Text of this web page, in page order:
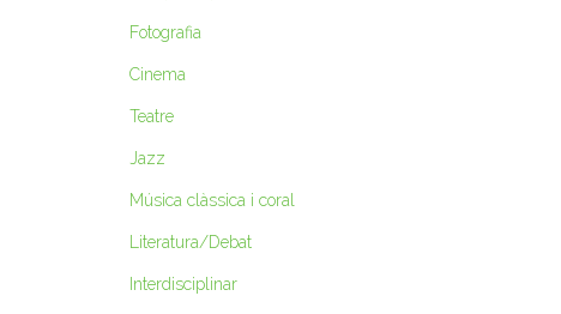
Fotografia
Cinema
Teatre
Jazz
Música clàssica i coral
Literatura/Debat
Interdisciplinar